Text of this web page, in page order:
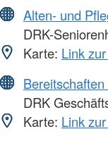
Alten- und
DRK-
Karte: Link
DRK
Karte: Link